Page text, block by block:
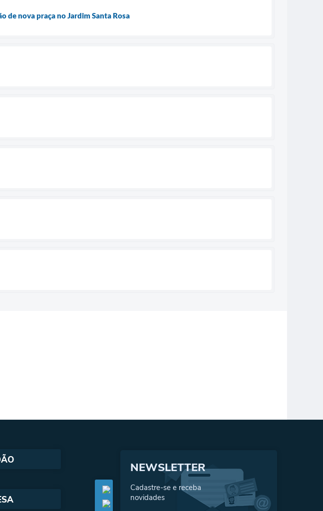
de nova praça no Jardim Santa Rosa
ao
NEWSLETTER
Cadastre-se e receba
novidades